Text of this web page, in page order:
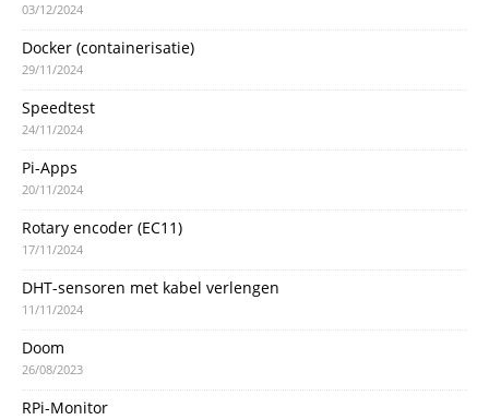
03/12/2024
Docker (containerisatie)
29/11/2024
Speedtest
24/11/2024
Pi-Apps
20/11/2024
Rotary encoder (EC11)
17/11/2024
DHT-sensoren met kabel verlengen
11/11/2024
Doom
26/08/2023
RPi-Monitor